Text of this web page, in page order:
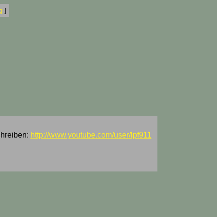
]
http://www.youtube.com/user/lpf911